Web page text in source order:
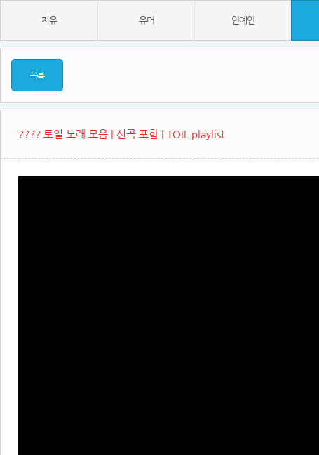
자유 유머 연예인
목록
???? 토일 노래 모음 | 신곡 포함 | TOIL playlist